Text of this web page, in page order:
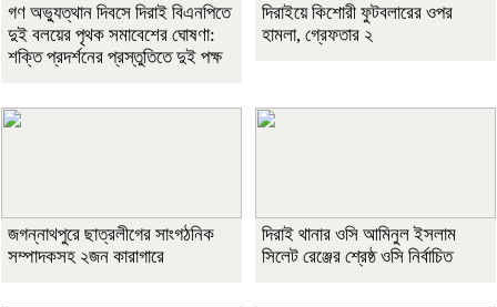
গণ অভ্যুত্থান দিবসে দিরাই বিএনপিতে
দুই বলয়ের পৃথক সমাবেশের ঘোষণা:
শক্তি প্রদর্শনের প্রস্তুতিতে দুই পক্ষ
দিরাইয়ে কিশোরী ফুটবলারের ওপর
হামলা, গ্রেফতার ২
জগন্নাথপুরে ছাত্রলীগের সাংগঠনিক
সম্পাদকসহ ২জন কারাগারে
দিরাই থানার ওসি আমিনুল ইসলাম
সিলেট রেঞ্জের শ্রেষ্ঠ ওসি নির্বাচিত